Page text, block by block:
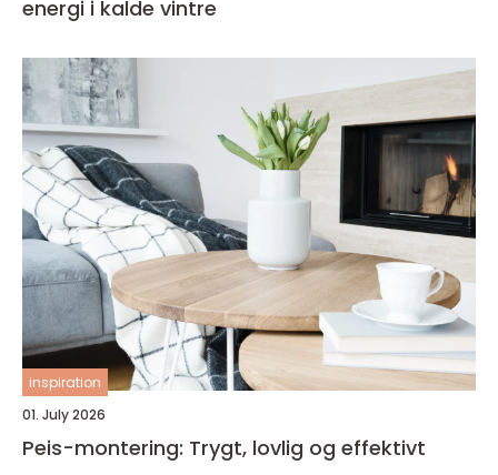
energi i kalde vintre
inspiration
01. July 2026
Peis-montering: Trygt, lovlig og effektivt